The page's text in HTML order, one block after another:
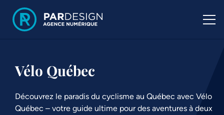
Vélo Québec
Découvrez le paradis du cyclisme au Québec avec Vélo
Québec – votre guide ultime pour des aventures à deux